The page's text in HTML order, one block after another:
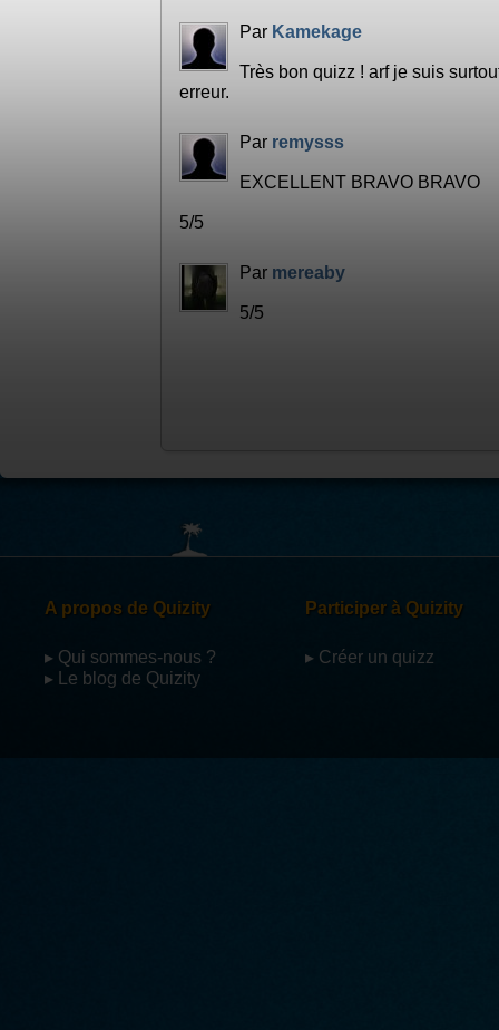
Par Kamekage
Très bon quizz ! arf je suis
erreur.
Par remysss
EXCELLENT BRAVO BRAVO
5/5
Par mereaby
5/5
A propos de Quizity
▸ Qui sommes-nous ?
▸ Le blog de Quizity
Participer à Quizity
▸ Créer un quizz